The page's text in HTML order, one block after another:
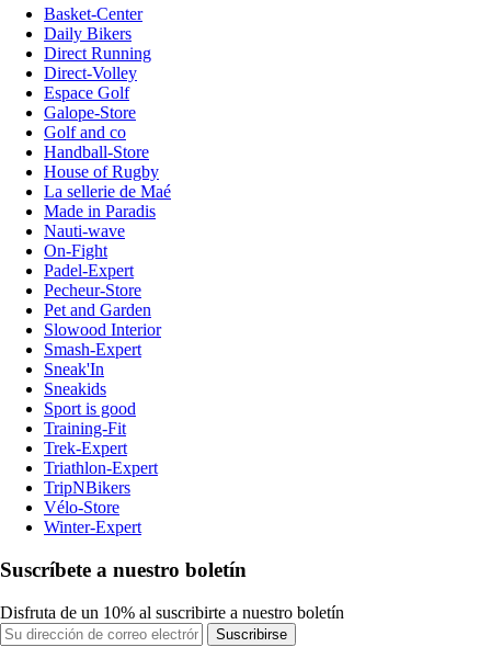
Basket-Center
Daily Bikers
Direct Running
Direct-Volley
Espace Golf
Galope-Store
Golf and co
Handball-Store
House of Rugby
La sellerie de Maé
Made in Paradis
Nauti-wave
On-Fight
Padel-Expert
Pecheur-Store
Pet and Garden
Slowood Interior
Smash-Expert
Sneak'In
Sneakids
Sport is good
Training-Fit
Trek-Expert
Triathlon-Expert
TripNBikers
Vélo-Store
Winter-Expert
Suscríbete a nuestro boletín
Disfruta de un 10% al suscribirte a nuestro boletín
Suscribirse